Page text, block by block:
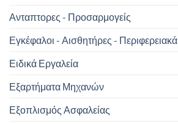
Ανταπτορες - Προσαρμογείς
Εγκέφαλοι - Αισθητήρες - Περιφερειακά
Ειδικά Εργαλεία
Εξαρτήματα Μηχανών
Εξοπλισμός Ασφαλείας